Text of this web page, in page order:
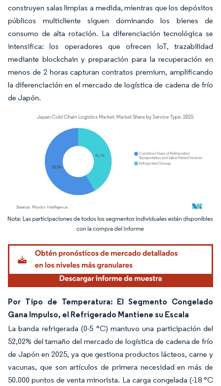
construyen salas limpias a medida, mientras que los depósitos
públicos multicliente siguen dominando los bienes de
consumo de alta rotación. La diferenciación tecnológica se
intensifica: los operadores que ofrecen IoT, trazabilidad
mediante blockchain y preparación para la recuperación en
menos de 2 horas capturan contratos premium, amplificando
la diferenciación en el mercado de logística de cadena de frío
de Japón.
Imagen © Mordor Intelligence. El uso requiere atribución según CC BY 4.0.
Por Tipo de Temperatura: El Segmento Congelado
Gana Impulso, el Refrigerado Mantiene su Escala
La banda refrigerada (0-5 °C) mantuvo una participación del
52,02% del tamaño del mercado de logística de cadena de frío
de Japón en 2025, ya que gestiona productos lácteos, carne y
vacunas, que son artículos de primera necesidad en más de
50.000 puntos de venta minorista. La carga congelada (-18 °C